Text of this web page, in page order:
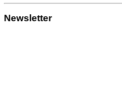
Newsletter